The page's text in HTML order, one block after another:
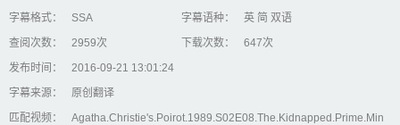
字幕格式：
SSA 字幕语种：
英 简 双语
查阅次数：
2959次 下载次数：
647次
发布时间：
2016-09-21 13:01:24
字幕来源：
原创翻译
匹配视频：
Agatha.Christie's.Poirot.1989.S02E08.The.Kidnapped.Prime.Min